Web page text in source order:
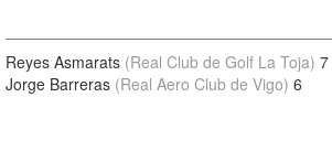
Reyes Asmarats (Real Club de Golf La Toja) 7
Jorge Barreras (Real Aero Club de Vigo) 6